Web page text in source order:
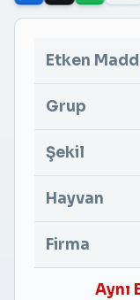
Etken
Grup
Şekil
Hayvan
Firma
Aynı